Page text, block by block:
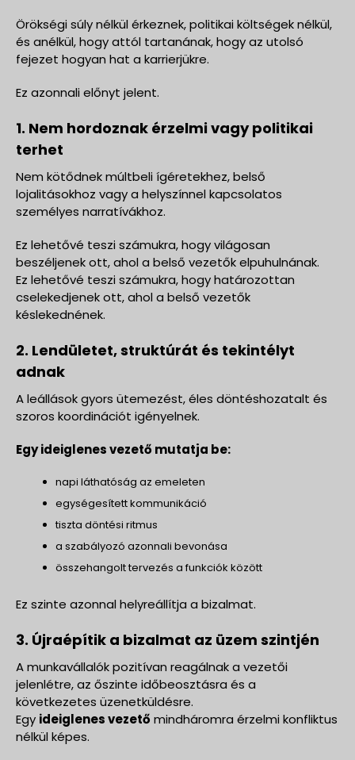
Örökségi súly nélkül érkeznek, politikai költségek nélkül,
és anélkül, hogy attól tartanának, hogy az utolsó
fejezet hogyan hat a karrierjükre.
Ez azonnali előnyt jelent.
1. Nem hordoznak érzelmi vagy politikai
terhet
Nem kötődnek múltbeli ígéretekhez, belső
lojalitásokhoz vagy a helyszínnel kapcsolatos
személyes narratívákhoz.
Ez lehetővé teszi számukra, hogy világosan
beszéljenek ott, ahol a belső vezetők elpuhulnának.
Ez lehetővé teszi számukra, hogy határozottan
cselekedjenek ott, ahol a belső vezetők
késlekednének.
2. Lendületet, struktúrát és tekintélyt
adnak
A leállások gyors ütemezést, éles döntéshozatalt és
szoros koordinációt igényelnek.
Egy ideiglenes vezető mutatja be:
napi láthatóság az emeleten
egységesített kommunikáció
tiszta döntési ritmus
a szabályozó azonnali bevonása
összehangolt tervezés a funkciók között
Ez szinte azonnal helyreállítja a bizalmat.
3. Újraépítik a bizalmat az üzem szintjén
A munkavállalók pozitívan reagálnak a vezetői
jelenlétre, az őszinte időbeosztásra és a
következetes üzenetküldésre.
Egy ideiglenes vezető mindháromra érzelmi konfliktus
nélkül képes.